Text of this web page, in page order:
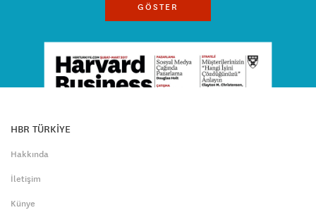
GÖSTER
HBR TÜRKİYE
Hakkında
İletişim
Künye